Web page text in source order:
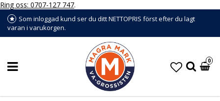
Ring oss: 0707-127 747.
Som inloggad kund ser du ditt NETTOPRIS först efter du lagt
varan i varukorgen.
0